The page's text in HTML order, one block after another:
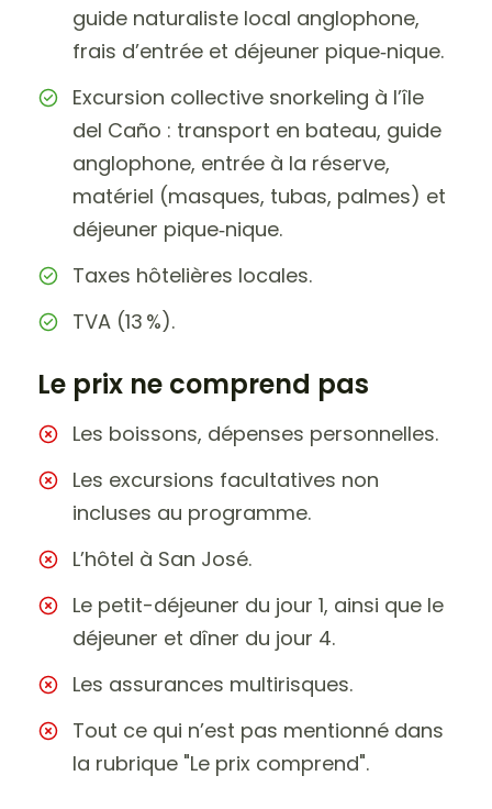
guide naturaliste local anglophone,
frais d’entrée et déjeuner pique‑nique.
Excursion collective snorkeling à l’île
del Caño : transport en bateau, guide
anglophone, entrée à la réserve,
matériel (masques, tubas, palmes) et
déjeuner pique‑nique.
Taxes hôtelières locales.
TVA (13 %).
Le prix ne comprend pas
Les boissons, dépenses personnelles.
Les excursions facultatives non
incluses au programme.
L’hôtel à San José.
Le petit-déjeuner du jour 1, ainsi que le
déjeuner et dîner du jour 4.
Les assurances multirisques.
Tout ce qui n’est pas mentionné dans
la rubrique "Le prix comprend".